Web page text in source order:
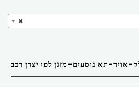
×
אויר-תא נוסעים-מזגן לפי יצרן רכב